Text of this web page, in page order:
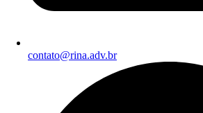
contato@rina.adv.br